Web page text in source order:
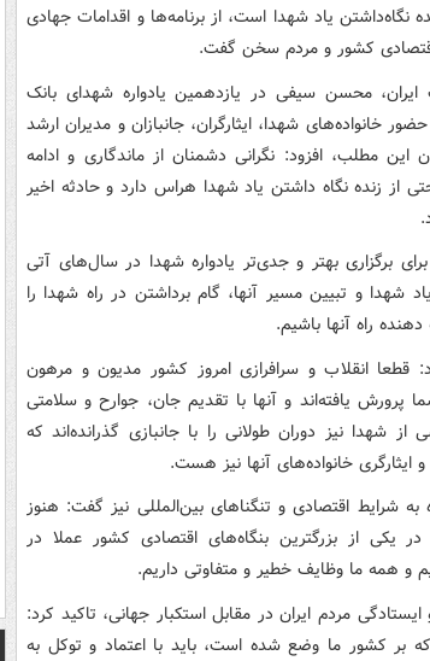
نگاه‌داشتن یاد شهدا است، از برنامه‌ها و اقدامات جهادی
کشور و مردم سخن گفت.
محسن سیفی در یازدهمین یادواره شهدای بانک
خانواده‌های شهدا، ایثارگران، جانبازان و مدیران ارشد
این مطلب، افزود: نگرانی دشمنان از ماندگاری و ادامه
زنده نگاه داشتن یاد شهدا هراس دارد و حادثه اخیر
برگزاری بهتر و جدی‌تر یادواره شهدا در سال‌های آتی
شهدا و تبیین مسیر آنها، گام برداشتن در راه شهدا را
راه آنها باشیم.
قطعا انقلاب و سرافرازی امروز کشور مدیون و مرهون
پرورش یافته‌اند و آنها با تقدیم جان، جوارح و سلامتی
شهدا نیز دوران طولانی را با جانبازی گذرانده‌اند که
خانواده‌های آنها نیز هست.
به شرایط اقتصادی و تنگناهای بین‌المللی نیز گفت: هنوز
از بزرگترین بنگاه‌های اقتصادی کشور عملا در
همه ما وظایف خطیر و متفاوتی داریم.
مردم ایران در مقابل استکبار جهانی، تاکید کرد:
بر کشور ما وضع شده است، باید با اعتماد و توکل به